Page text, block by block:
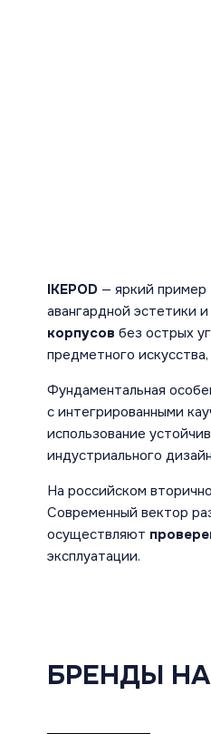
IKEPOD — яркий пример
авангардной эстетики
корпусов без острых
предметного
Фундаментальная
с интегрированными
использование
индустриального
На российском
Современный вектор
осуществляют
эксплуатации.
БРЕНДЫ
ШВЕЙЦАРСКИЕ